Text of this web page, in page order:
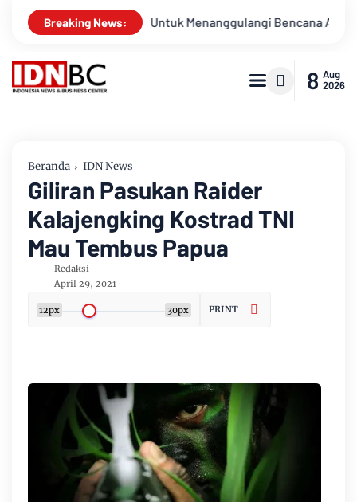
Breaking News:
Untuk Menanggulangi Bencana Alam Kabupaten
8 Aug
2026
Beranda IDN News
Giliran Pasukan Raider
Kalajengking Kostrad TNI
Mau Tembus Papua
Redaksi
April 29, 2021
12px 30px PRINT